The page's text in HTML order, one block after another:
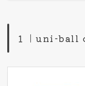
１｜uni-ball